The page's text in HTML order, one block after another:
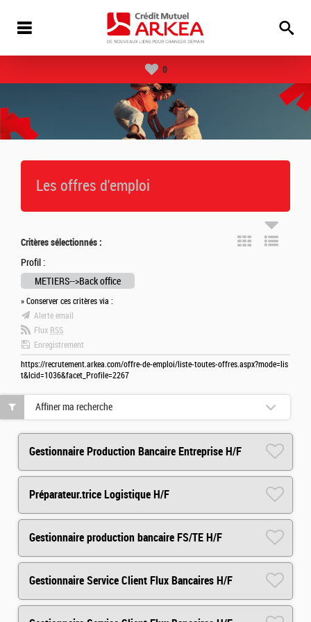
0
Les offres d'emploi
Critères sélectionnés :
Profil :
METIERS-->Back office
» Conserver ces critères via :
Alerte email
Flux RSS
Enregistrement
https://recrutement.arkea.com/offre-de-emploi/liste-toutes-offres.aspx?mode=lis
t&lcid=1036&facet_Profile=2267
Gestionnaire Production Bancaire Entreprise H/F
Préparateur.trice Logistique H/F
Gestionnaire production bancaire FS/TE H/F
Gestionnaire Service Client Flux Bancaires H/F
Affiner ma recherche